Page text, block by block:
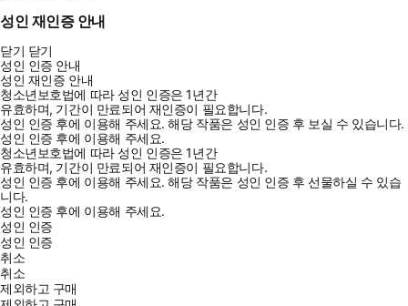
직장인의 솔직한 이야기를 통해 다양한 영어 표현을 익히는 책.
2013년 출간된 『김대리의 영어일기』의 전면 개정판으로, 책 내
용 전체를 시류에 맞게 다시 집필했다. 일기라는 형식을 통해 유
용한 표현을 쉽게 익히고, 영어 스피킹을 위한 자료로 활용하도록
돕는다.
성인 재인증 안내
닫기 닫기
성인 인증 안내
성인 재인증 안내
청소년보호법에 따라 성인 인증은 1년간
유효하며, 기간이 만료되어 재인증이 필요합니다.
성인 인증 후에 이용해 주세요.해당 작품은 성인 인증 후 보실 수 있습니다.
성인 인증 후에 이용해 주세요.
청소년보호법에 따라 성인 인증은 1년간
유효하며, 기간이 만료되어 재인증이 필요합니다.
성인 인증 후에 이용해 주세요.해당 작품은 성인 인증 후 선물하실 수 있습
니다.
성인 인증 후에 이용해 주세요.
성인 인증
성인 인증
취소
취소
제외하고 구매